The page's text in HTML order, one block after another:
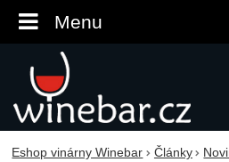
Menu
Eshop vinárny Winebar Články